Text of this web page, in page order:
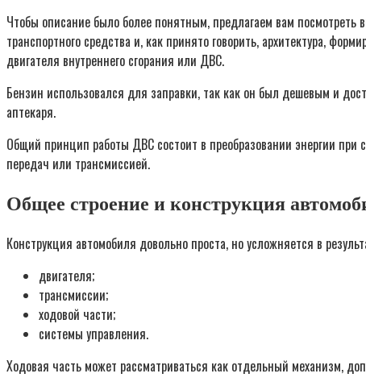
Чтобы описание было более понятным, предлагаем вам посмотреть
транспортного средства и, как принято говорить, архитектура,
двигателя внутреннего сгорания или ДВС.
Бензин использовался для заправки, так как он был дешевым и
аптекаря.
Общий принцип работы ДВС состоит в преобразовании энергии при
передач или трансмиссией.
Общее строение и конструкция
Конструкция автомобиля довольно проста, но усложняется в
двигателя;
трансмиссии;
ходовой части;
системы управления.
Ходовая часть может рассматриваться как отдельный механизм,